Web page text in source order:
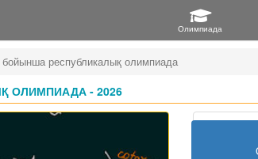
бойынша республикалық олимпиада
ОЛИМПИАДА - 2026